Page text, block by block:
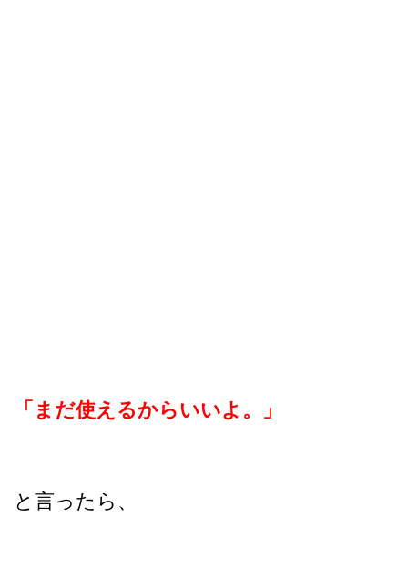
「まだ使えるからいいよ。」
と言ったら、